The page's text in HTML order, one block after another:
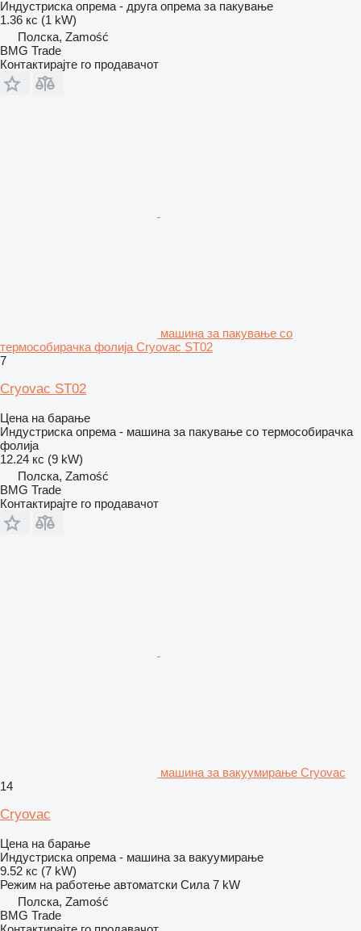
Индустриска опрема - друга опрема за пакување
1.36 кс (1 kW)
Полска, Zamość
BMG Trade
Контактирајте го продавачот
машина за пакување со
термособирачка фолија Cryovac ST02
7
Cryovac ST02
Цена на барање
Индустриска опрема - машина за пакување со термособирачка
фолија
12.24 кс (9 kW)
Полска, Zamość
BMG Trade
Контактирајте го продавачот
машина за вакуумирање Cryovac
14
Cryovac
Цена на барање
Индустриска опрема - машина за вакуумирање
9.52 кс (7 kW)
Режим на работење автоматски Сила 7 kW
Полска, Zamość
BMG Trade